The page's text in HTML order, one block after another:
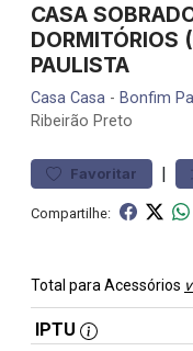
CASA
DORMITÓRIOS
PAULISTA
Casa Casa - Bonfim
Ribeirão Preto
Favoritar |
Compartilhe:
Total para Acessórios
IPTU